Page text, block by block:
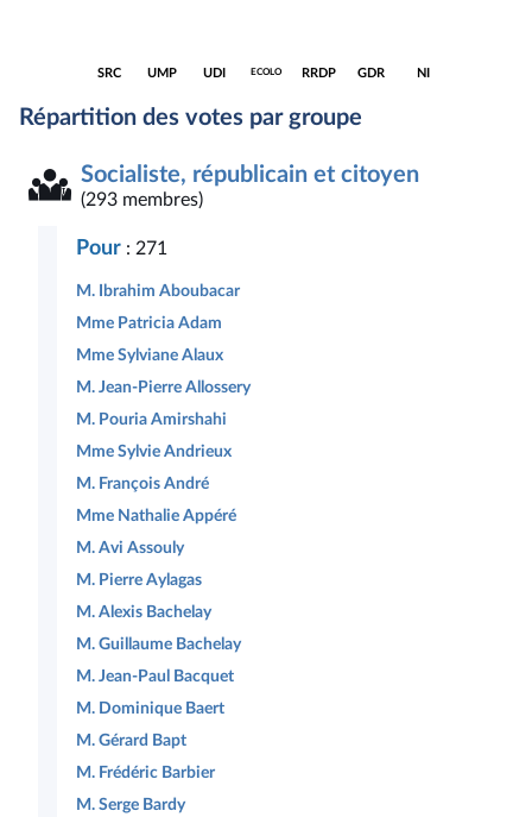
à la
du
républicain
et
SRC
à la
du
pour
un
Mouvement
UMP
à la
du
des
démocrates
UDI
à la
du
ECOLO
à la
du
républicain,
RRDP
à la
du
démocrate
GDR
à la
non
NI
Répartition des votes par groupe
Socialiste, républicain et citoyen
(293 membres)
Pour : 271
M. Ibrahim Aboubacar
Mme Patricia Adam
Mme Sylviane Alaux
M. Jean-Pierre Allossery
M. Pouria Amirshahi
Mme Sylvie Andrieux
M. François André
Mme Nathalie Appéré
M. Avi Assouly
M. Pierre Aylagas
M. Alexis Bachelay
M. Guillaume Bachelay
M. Jean-Paul Bacquet
M. Dominique Baert
M. Gérard Bapt
M. Frédéric Barbier
M. Serge Bardy